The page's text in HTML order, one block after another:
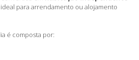
ideal para arrendamento ou alojamento
é composta por: